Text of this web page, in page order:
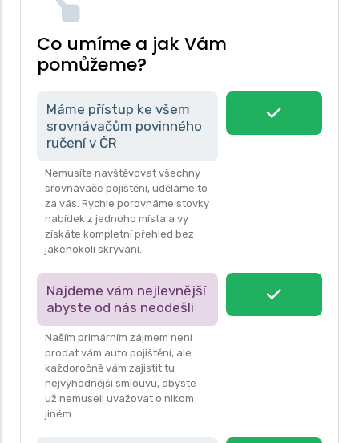
kraje platí v průměru 3,520 korun, pak mladí mohou
Pomůžeme Vám
Pokud se vám nechce platit takové částky, vsaďte
na nás. Máme mnohaleté zkušenosti s pojištěním
vozidel v ČR a dokážeme vám zdarma najít co
budou dostatečně krýt mladého řidiče pro případ
dopravní nehody.
CHCI VÝHODNĚJŠÍ POJIŠTĚNÍ
Co umíme a jak Vám
pomůžeme?
Máme přístup ke všem
srovnávačům povinného
ručení v ČR
Nemusíte navštěvovat všechny
srovnávače pojištění, uděláme to
za vás. Rychle porovnáme stovky
nabídek z jednoho místa a vy
získáte kompletní přehled bez
jakéhokoli skrývání.
Najdeme vám nejlevnější
abyste od nás neodešli
Naším primárním zájmem není
prodat vám auto pojištění, ale
každoročně vám zajistit tu
nejvýhodnější smlouvu, abyste
už nemuseli uvažovat o nikom
jiném.